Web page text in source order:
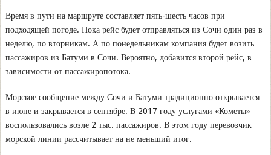
Время в пути на маршруте составляет пять-шесть часов при
подходящей погоде. Пока рейс будет отправляться из Сочи один раз в
неделю, по вторникам. А по понедельникам компания будет возить
пассажиров из Батуми в Сочи. Вероятно, добавится второй рейс, в
зависимости от пассажиропотока.
Морское сообщение между Сочи и Батуми традиционно открывается
в июне и закрывается в сентябре. В 2017 году услугами «Кометы»
воспользовались возле 2 тыс. пассажиров. В этом году перевозчик
морской линии рассчитывает на не меньший итог.